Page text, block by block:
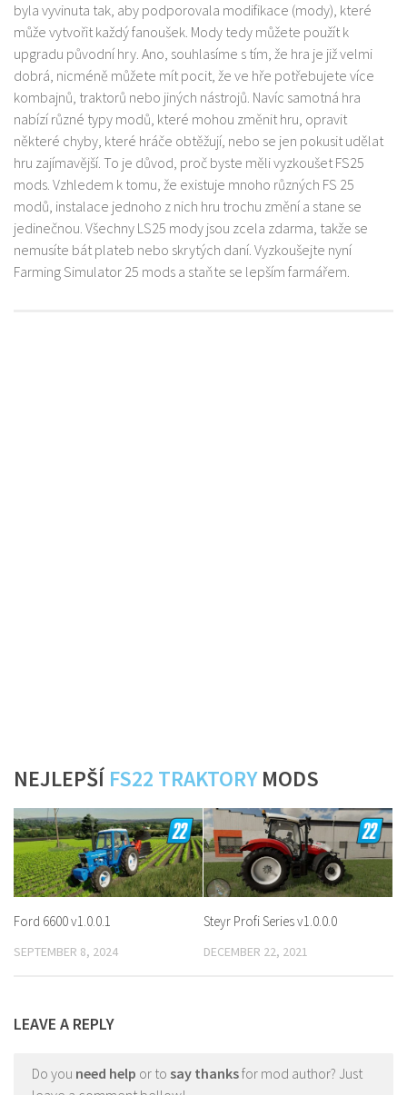
byla vyvinuta tak, aby podporovala modifikace (mody), které
může vytvořit každý fanoušek. Mody tedy můžete použít k
upgradu původní hry. Ano, souhlasíme s tím, že hra je již velmi
dobrá, nicméně můžete mít pocit, že ve hře potřebujete více
kombajnů, traktorů nebo jiných nástrojů. Navíc samotná hra
nabízí různé typy modů, které mohou změnit hru, opravit
některé chyby, které hráče obtěžují, nebo se jen pokusit udělat
hru zajímavější. To je důvod, proč byste měli vyzkoušet FS25
mods. Vzhledem k tomu, že existuje mnoho různých FS 25
modů, instalace jednoho z nich hru trochu změní a stane se
jedinečnou. Všechny LS25 mody jsou zcela zdarma, takže se
nemusíte bát plateb nebo skrytých daní. Vyzkoušejte nyní
Farming Simulator 25 mods a staňte se lepším farmářem.
NEJLEPŠÍ FS22 TRAKTORYMODS
Ford 6600 v1.0.0.1
SEPTEMBER 8, 2024
Steyr Profi Series v1.0.0.0
DECEMBER 22, 2021
LEAVE A REPLY
Do you need help or to say thanksfor mod author? Just